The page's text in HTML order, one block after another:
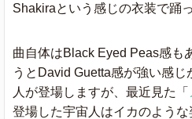
Shakiraという感じの衣装で踊
曲自体はBlack Eyed Peas感も
うとDavid Guetta感が強い感
人が登場しますが、最近見た「
登場した宇宙人はイカのよう